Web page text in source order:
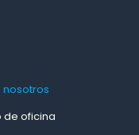
nosotros
de oficina